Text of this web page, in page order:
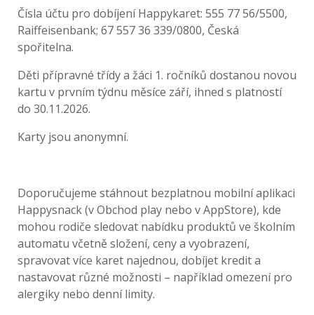
Čísla účtu pro dobíjení Happykaret: 555 77 56/5500,
Raiffeisenbank; 67 557 36 339/0800, Česká
spořitelna.
Děti přípravné třídy a žáci 1. ročníků dostanou novou
kartu v prvním týdnu měsíce září, ihned s platností
do 30.11.2026.
Karty jsou anonymní.
Doporučujeme stáhnout bezplatnou mobilní aplikaci
Happysnack (v Obchod play nebo v AppStore), kde
mohou rodiče sledovat nabídku produktů ve školním
automatu včetně složení, ceny a vyobrazení,
spravovat více karet najednou, dobíjet kredit a
nastavovat různé možnosti – například omezení pro
alergiky nebo denní limity.